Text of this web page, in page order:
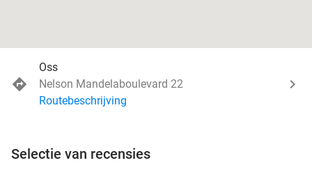
Oss
Nelson Mandelaboulevard 22
Routebeschrijving
Selectie van recensies